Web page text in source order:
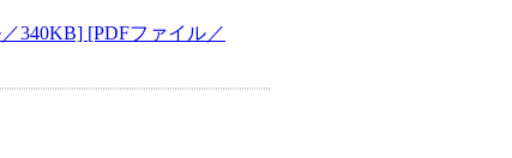
340KB] [PDFファイル／